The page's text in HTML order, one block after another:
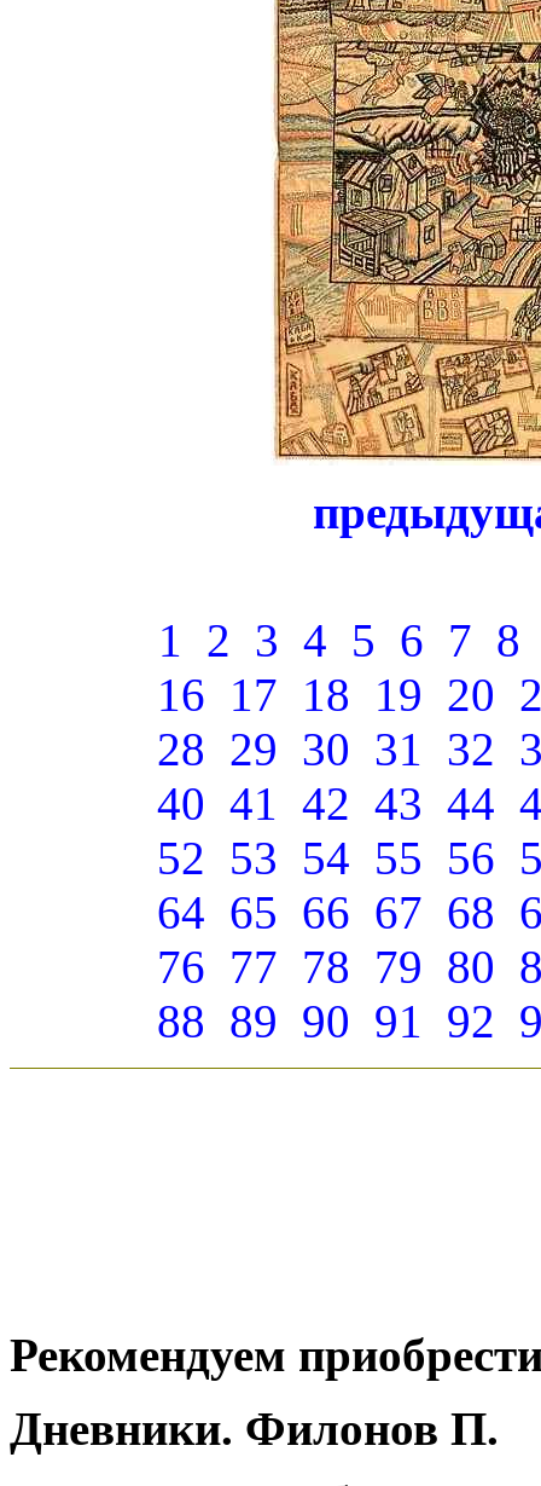
1 2 3 4 5 6 7 8
16 17 18 19 20
28 29 30 31 32
40 41 42 43 44
52 53 54 55 56
64 65 66 67 68
76 77 78 79 80
88 89 90 91 92
Рекомендуем
Дневники. Филонов П.